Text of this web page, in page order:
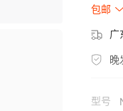
包邮
广
晚
型号